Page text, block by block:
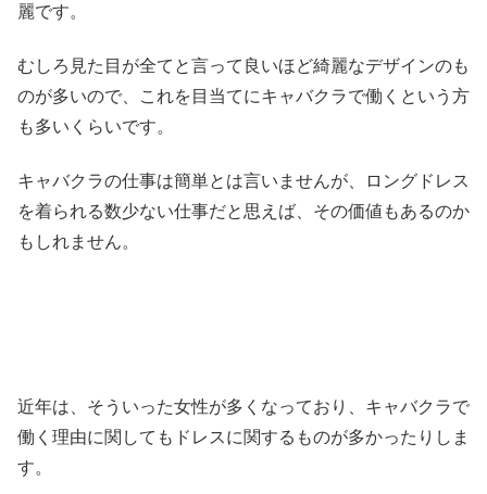
麗です。
むしろ見た目が全てと言って良いほど綺麗なデザインのも
のが多いので、これを目当てにキャバクラで働くという方
も多いくらいです。
キャバクラの仕事は簡単とは言いませんが、ロングドレス
を着られる数少ない仕事だと思えば、その価値もあるのか
もしれません。
近年は、そういった女性が多くなっており、キャバクラで
働く理由に関してもドレスに関するものが多かったりしま
す。